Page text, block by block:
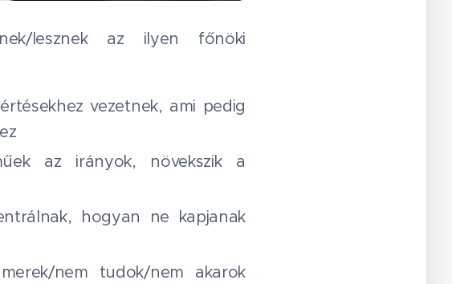
lesznek az ilyen főnöki
vezetnek, ami pedig
az irányok, növekszik a
hogyan ne kapjanak
nem tudok/nem akarok